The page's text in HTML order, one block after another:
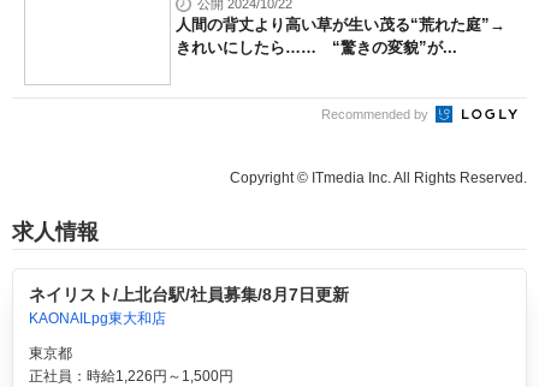
公開 2024/10/22
人間の背丈より高い草が生い茂る“荒れた庭”→
きれいにしたら…… “驚きの変貌”が...
Recommended by
Copyright © ITmedia Inc. All Rights Reserved.
求人情報
ネイリスト/上北台駅/社員募集/8月7日更新
KAONAILpg東大和店
東京都
正社員：時給1,226円～1,500円